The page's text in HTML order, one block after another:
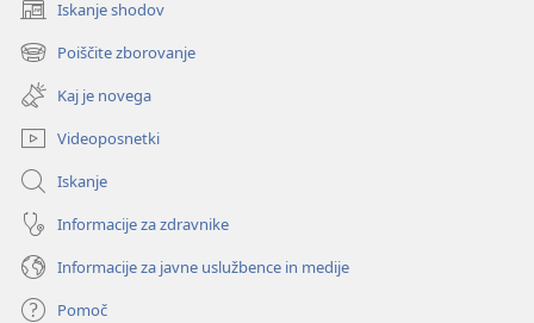
Iskanje shodov
(odpre
novo
okno)
Poiščite zborovanje
(odpre
novo
okno)
Kaj je novega
Videoposnetki
Iskanje
Informacije za zdravnike
Informacije za javne uslužbence in medije
Pomoč